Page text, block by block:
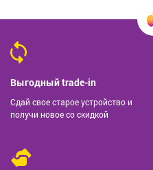
Выгодный trade-in
Сдай свое старое устройство и
получи новое со скидкой